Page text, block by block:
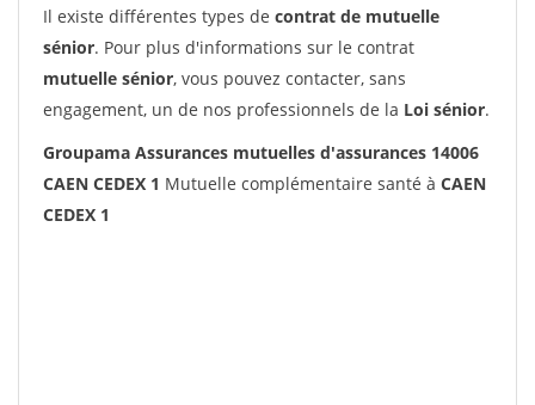
Il existe différentes types de contrat de mutuelle
sénior. Pour plus d'informations sur le contrat
mutuelle sénior, vous pouvez contacter, sans
engagement, un de nos professionnels de la Loi sénior.
Groupama Assurances mutuelles d'assurances 14006
CAEN CEDEX 1 Mutuelle complémentaire santé à CAEN
CEDEX 1